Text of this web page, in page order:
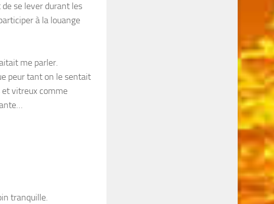
se lever durant les
à la louange
me parler.
peur tant on le sentait
et vitreux comme
tranquille.